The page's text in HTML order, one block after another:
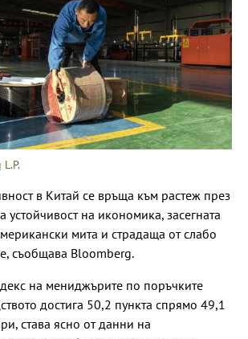
в Китай се връща към растеж през
устойчивост на икономика, засегната
мита и страдаща от слабо
съобщава Bloomberg.
на мениджърите по поръчките
достига 50,2 пункта спрямо 49,1
става ясно от данни на